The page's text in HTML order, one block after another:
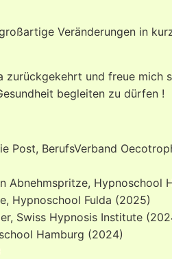
Veränderungen in
und freue mich
begleiten zu dürfen !
Post, BerufsVerband
Abnehmspritze, Hypnoschool
Hypnoschool Fulda (2025)
Swiss Hypnosis Institute
Hamburg (2024)